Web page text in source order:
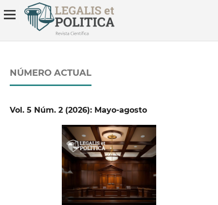
NÚMERO ACTUAL
Vol. 5 Núm. 2 (2026): Mayo-agosto